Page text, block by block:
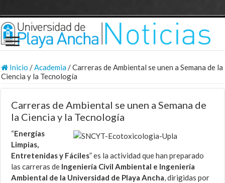
Inicio /Academia/Carreras de Ambiental se unen a Semana de la
Ciencia y la Tecnología
Carreras de Ambiental se unen a Semana de
la Ciencia y la Tecnología
“Energías
Limpias,
Entretenidas y Fáciles” es la actividad que han preparado
las carreras de Ingeniería Civil Ambiental e Ingeniería
Ambiental de la Universidad de Playa Ancha, dirigidas por